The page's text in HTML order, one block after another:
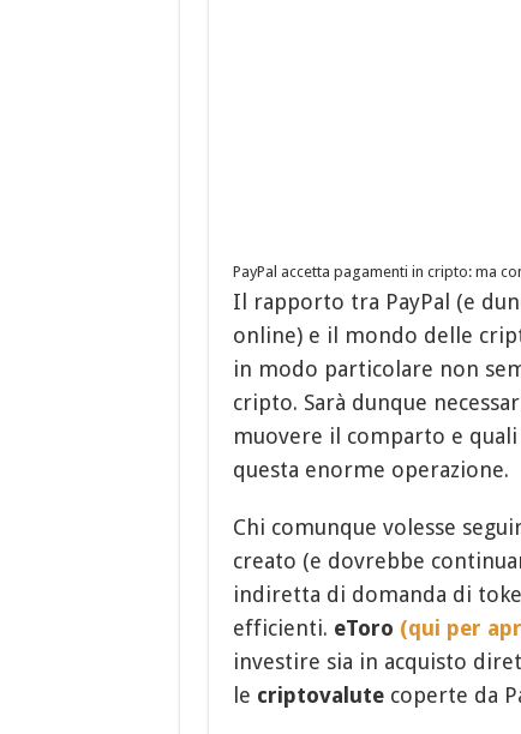
PayPal accetta pagamenti in cripto: ma
Il rapporto tra PayPal (e
online) e il mondo delle
in modo particolare non
cripto. Sarà dunque
muovere il comparto e
questa enorme operazione.
Chi comunque volesse
creato (e dovrebbe
indiretta di domanda di
efficienti. eToro (qui per
investire sia in acquisto
le criptovalutecoperte da